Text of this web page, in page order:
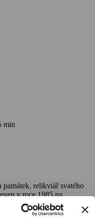
min
památek, relikviář svatého
v roce 1985 na
Jeho zoufalý stav
o vzácnou památku